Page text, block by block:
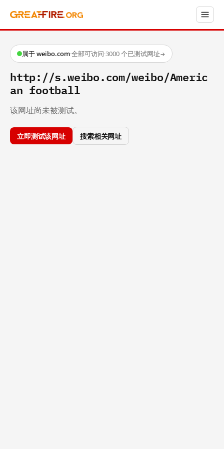
属于 weibo.com·全部可访问·3000 个已测试网址→
http://s.weibo.com/weibo/Americ
an football
该网址尚未被测试。
立即测试该网址 搜索相关网址